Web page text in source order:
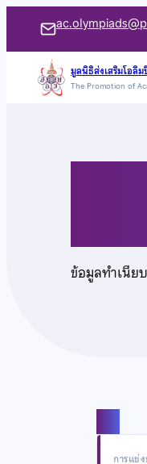
เนื้อหา
มูลนิธิส่งเสริมโอลิ
The Promotion of
ข้อมูลทำเนีย
การแข่